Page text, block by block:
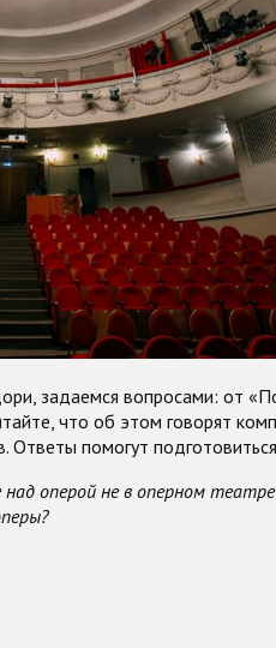
задаемся вопросами: от
что об этом говорят
помогут
оперой не в оперном